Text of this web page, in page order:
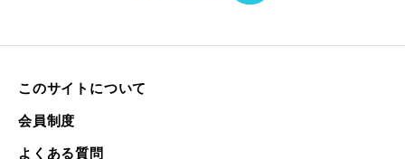
このサイトについて
会員制度
よくある質問